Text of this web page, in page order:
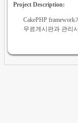
Project Description:
CakePHP
무료게시판과 관리